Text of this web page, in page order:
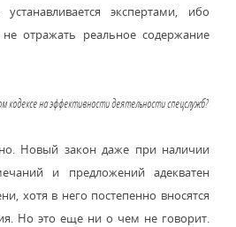
экспертами, ибо
отражать реальное содержание
кодексе на эффективности деятельности спецслужб?
Новый закон даже при наличии
и предложений адекватен
хотя в него постепенно вносятся
Но это еще ни о чем не говорит.